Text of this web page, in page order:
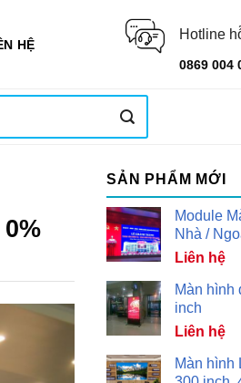
HỆ
Hotline
0869 004
SẢN PHẨM MỚI
Module
Nhà /
Liên hệ
Màn hình
inch
Liên hệ
Màn hình